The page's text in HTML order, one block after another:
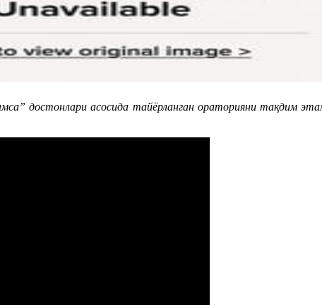
достонлари асосида тайёрланган ораторияни тақдим